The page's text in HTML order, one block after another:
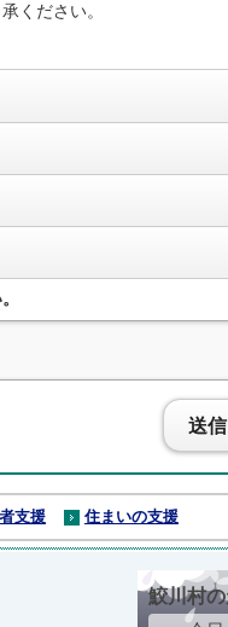
ください。
送信
支援 住まいの支援